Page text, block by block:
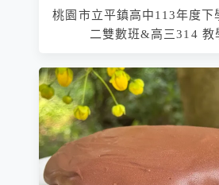
桃園市立平鎮高中113年度
二雙數班&高三314 教